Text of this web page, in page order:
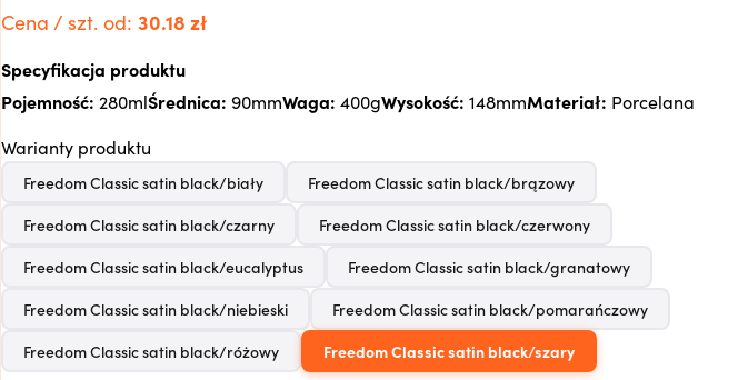
Cena / szt. od: 30.18 zł
Specyfikacja produktu
Pojemność: 280mlŚrednica: 90mmWaga: 400gWysokość: 148mmMateriał: Porcelana
Warianty produktu
Freedom Classic satin black/biały
Freedom Classic satin black/brązowy
Freedom Classic satin black/czarny
Freedom Classic satin black/czerwony
Freedom Classic satin black/eucalyptus
Freedom Classic satin black/granatowy
Freedom Classic satin black/niebieski
Freedom Classic satin black/pomarańczowy
Freedom Classic satin black/różowy
Freedom Classic satin black/szary